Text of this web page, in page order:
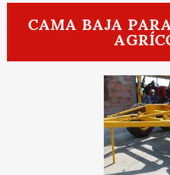
CAMA BAJA